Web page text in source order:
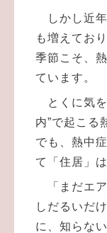
しかし近年
も増えてお
季節こそ、
ています。
とくに気を
内”で起こる
でも、熱中
て「住居」
「まだエア
しだるいだ
に、知らな